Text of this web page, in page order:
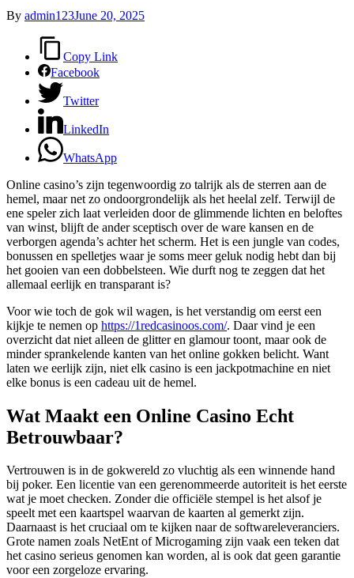
By admin123June 20, 2025
Copy Link
Facebook
Twitter
LinkedIn
WhatsApp
Online casino’s zijn tegenwoordig zo talrijk als de sterren aan de
hemel, maar net zo ondoorgrondelijk als het heelal zelf. Terwijl de
ene speler zich laat verleiden door de glimmende lichten en beloftes
van winst, blijft de ander sceptisch over de ware kansen en de
verborgen agenda’s achter het scherm. Het is een jungle van codes,
bonussen en spelletjes waar je soms meer geluk nodig hebt dan bij
het gooien van een dobbelsteen. Wie durft nog te zeggen dat het
allemaal eerlijk en transparant is?
Voor wie toch de gok wil wagen, is het verstandig om eerst een
kijkje te nemen op https://1redcasinoos.com/. Daar vind je een
overzicht dat niet alleen de glitter en glamour toont, maar ook de
minder sprankelende kanten van het online gokken belicht. Want
laten we eerlijk zijn, niet elk casino is een jackpotmachine en niet
elke bonus is een cadeau uit de hemel.
Wat Maakt een Online Casino Echt
Betrouwbaar?
Vertrouwen is in de gokwereld zo vluchtig als een winnende hand
bij poker. Een licentie van een gerenommeerde autoriteit is het eerste
wat je moet checken. Zonder die officiële stempel is het alsof je
speelt met een kaartspel waarvan de kaarten al gemerkt zijn.
Daarnaast is het cruciaal om te kijken naar de softwareleveranciers.
Grote namen zoals NetEnt of Microgaming zijn vaak een teken dat
het casino serieus genomen kan worden, al is ook dat geen garantie
voor een zorgeloze ervaring.